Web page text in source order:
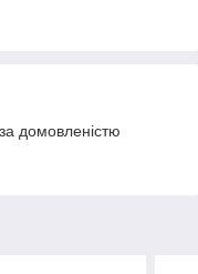
домовленістю